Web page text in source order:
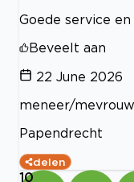
Goede service
Beveelt aan
22 June 2026
meneer/mevrouw
Papendrecht
delen
10